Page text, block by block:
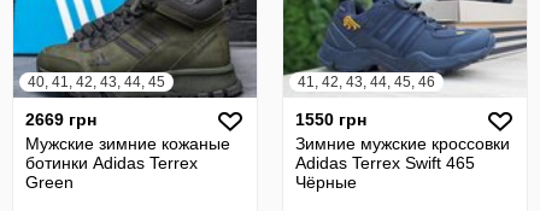
40, 41, 42, 43, 44, 45
2669 грн
Мужские зимние кожаные
ботинки Adidas Terrex
Green
41, 42, 43, 44, 45, 46
1550 грн
Зимние мужские кроссовки
Adidas Terrex Swift 465
Чёрные